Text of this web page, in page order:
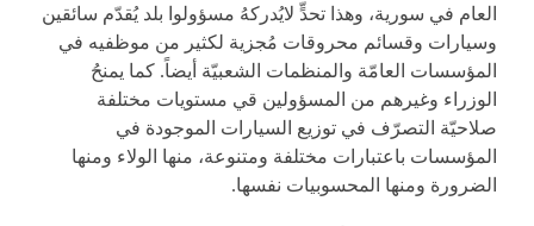
العام في سورية، وهذا تحدٍّ لايُدركهُ مسؤولوا بلد يُقدّم سائقين
وسيارات وقسائم محروقات مُجزية لكثير من موظفيه في
المؤسسات العامّة والمنظمات الشعبيّة أيضاً. كما يمنحُ
الوزراء وغيرهم من المسؤولين قي مستويات مختلفة
صلاحيّة التصرّف في توزيع السيارات الموجودة في
المؤسسات باعتبارات مختلفة ومتنوعة، منها الولاء ومنها
الضرورة ومنها المحسوبيات نفسها.